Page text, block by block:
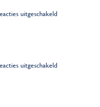
uitgeschakeldvoor
uitgeschakeldvoor